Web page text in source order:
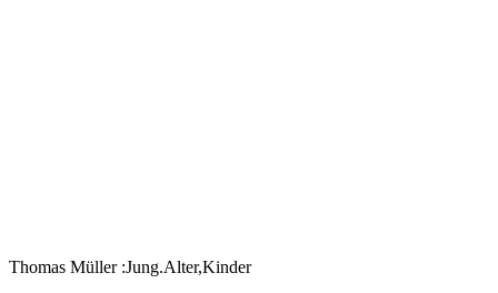
Thomas Müller :Jung.Alter,Kinder